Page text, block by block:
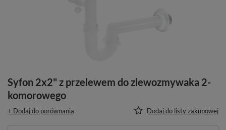
Syfon 2x2" z przelewem do zlewozmywaka 2-
komorowego
+ Dodaj do porównania Dodaj do listy zakupowej